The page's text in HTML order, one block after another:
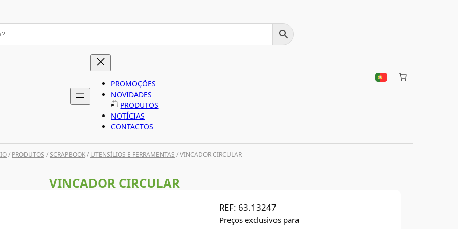
PROMOÇÕES
NOVIDADES
PRODUTOS
NOTÍCIAS
CONTACTOS
/ PRODUTOS /SCRAPBOOK/ UTENSÍLIOS E FERRAMENTAS / VINCADOR CIRCULAR
VINCADOR CIRCULAR
REF: 63.13247
Preços exclusivos para